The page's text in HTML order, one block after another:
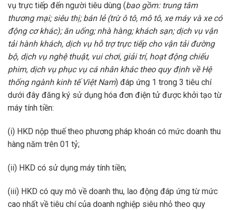
vụ trực tiếp đến người tiêu dùng (bao gồm: trung tâm
thương mại; siêu thị; bán lẻ (trừ ô tô, mô tô, xe máy và xe có
động cơ khác); ăn uống; nhà hàng; khách sạn; dịch vụ vận
tải hành khách, dịch vụ hỗ trợ trực tiếp cho vận tải đường
bộ, dịch vụ nghệ thuật, vui chơi, giải trí, hoạt động chiếu
phim, dịch vụ phục vụ cá nhân khác theo quy định về Hệ
thống ngành kinh tế Việt Nam) đáp ứng 1 trong 3 tiêu chí
dưới đây đăng ký sử dụng hóa đơn điện tử được khởi tạo từ
máy tính tiền:
(i) HKD nộp thuế theo phương pháp khoán có mức doanh thu
hàng năm trên 01 tỷ;
(ii) HKD có sử dụng máy tính tiền;
(iii) HKD có quy mô về doanh thu, lao động đáp ứng từ mức
cao nhất về tiêu chí của doanh nghiệp siêu nhỏ theo quy